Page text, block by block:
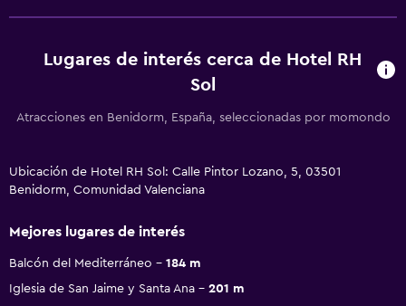
Lugares de interés cerca de Hotel RH
Sol
Atracciones en Benidorm, España, seleccionadas por momondo
Ubicación de Hotel RH Sol: Calle Pintor Lozano, 5, 03501
Benidorm, Comunidad Valenciana
Mejores lugares de interés
Balcón del Mediterráneo
184 m
Iglesia de San Jaime y Santa Ana
201 m